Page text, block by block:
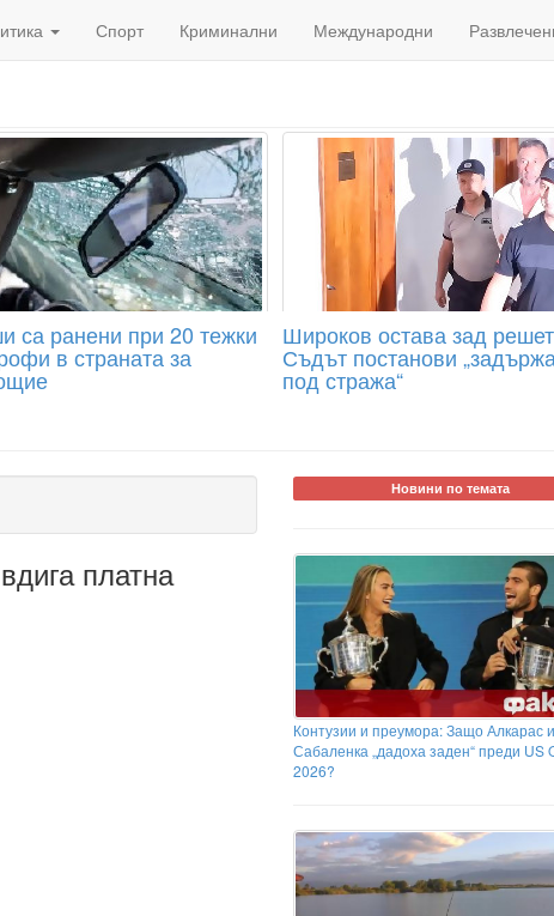
Спорт Криминални Международни
са ранени при 20 тежки
в страната за
Широков остава зад
Съдът постанови
под стража“
платна
Новини по темата
Контузии и преумора: Защо Алкарас и
Сабаленка „дадоха заден“ преди US
2026?